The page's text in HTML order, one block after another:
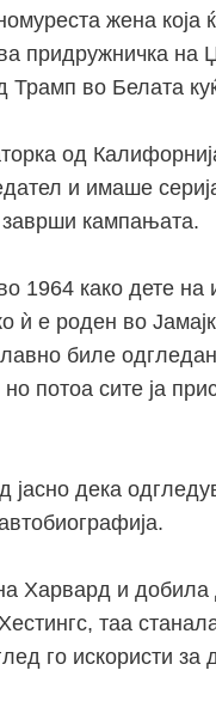
жена која
придружничка на
Трамп во Белата
од
и имаше
заврши кампањата.
1964 како дете на
ѝ е роден во
биле
потоа сите ја
јасно дека
Харвард и
таа
го искористи за